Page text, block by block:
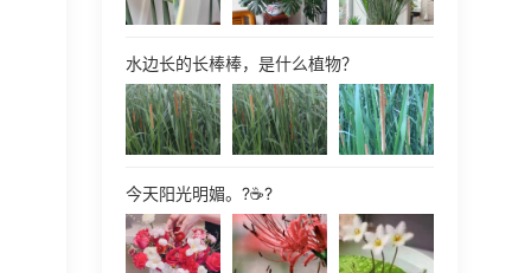
水边长的长棒棒，是什么植物？
今天阳光明媚。?☕?